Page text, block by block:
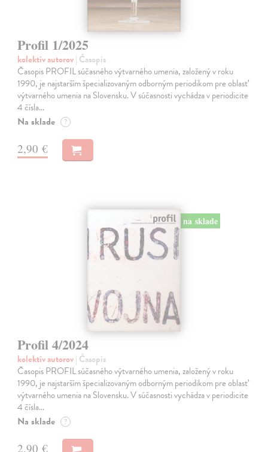
Profil 1/2025
kolektív autorov| Časopis
Časopis PROFIL súčasného výtvarného umenia, založený v roku
1990, je najstarším špecializovaným odborným periodikom pre oblasť
výtvarného umenia na Slovensku. V súčasnosti vychádza v periodicite
4 čísla…
Na sklade ?
2,90 €
na sklade
Profil 4/2024
kolektív autorov| Časopis
Časopis PROFIL súčasného výtvarného umenia, založený v roku
1990, je najstarším špecializovaným odborným periodikom pre oblasť
výtvarného umenia na Slovensku. V súčasnosti vychádza v periodicite
4 čísla…
Na sklade ?
2,90 €